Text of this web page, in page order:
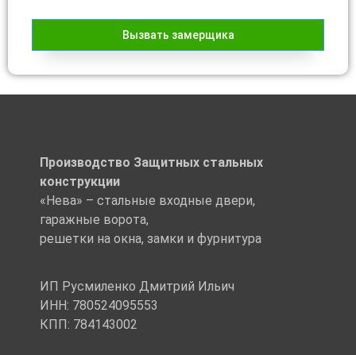
Вызвать замерщика
Производство Защитных стальных
конструкции
«Нева» – стальные входные двери,
гаражные ворота,
решетки на окна, замки и фурнитура
ИП Русмиленко Дмитрий Ильич
ИНН: 780524095553
КПП: 784143002